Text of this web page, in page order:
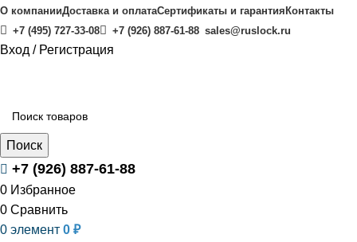
О компанииДоставка и оплатаСертификаты и гарантия Контакты
+7 (495) 727-33-08
+7 (926) 887-61-88 sales@ruslock.ru
Вход / Регистрация
Поиск
+7 (926) 887-61-88
0 Избранное
0 Сравнить
0 элемент 0 ₽